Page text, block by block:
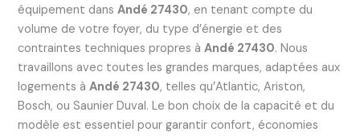
équipement dans Andé 27430, en tenant compte du
volume de votre foyer, du type d’énergie et des
contraintes techniques propres à Andé 27430. Nous
travaillons avec toutes les grandes marques, adaptées aux
logements à Andé 27430, telles qu’Atlantic, Ariston,
Bosch, ou Saunier Duval. Le bon choix de la capacité et du
modèle est essentiel pour garantir confort, économies